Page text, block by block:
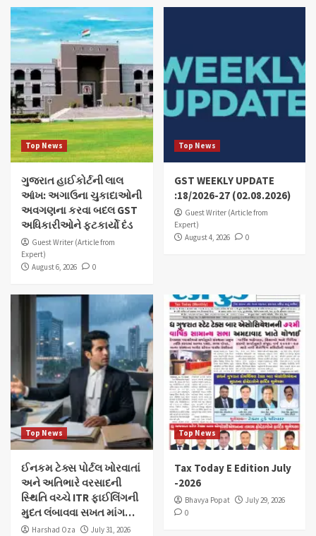
Top News
ગુજરાત હાઈકોર્ટની લાલ
આંખ: અગાઉના ચુકાદાઓની
અવગણના કરવા બદલ GST
અધિકારીઓને ફટકાર્યો દંડ
Guest Writer (Article from
Expert)
August 6, 2026
0
Top News
GST WEEKLY UPDATE
:18/2026-27 (02.08.2026)
Guest Writer (Article from
Expert)
August 4, 2026
0
Top News
ઈનકમ ટેક્સ પોર્ટલ ખોરવાતાં
અને અતિભારે વરસાદની
સ્થિતિ વચ્ચે ITR ફાઈલિંગની
મુદત લંબાવવા સખત માંગ…
Harshad Oza
July 31, 2026
Top News
Tax Today E Edition July
-2026
Bhavya Popat
July 29, 2026
0